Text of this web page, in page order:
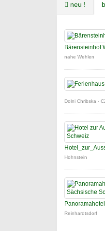
neu !
Bärensteinhof
nahe Wehlen
Dolni Chribska -
Hohnstein
Reinhardtsdorf